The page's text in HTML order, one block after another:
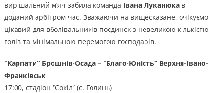
вирішальний м’яч забила команда Івана Луканюкав
доданий арбітром час. Зважаючи на вищесказане, очікуємо
цікавий для вболівальників поєдинок з невеликою кількістю
голів та мінімальною перемогою господарів.
“Карпати” Брошнів-Осада – “Благо-Юність” Верхня-Івано-
Франківськ
17:00, стадіон “Сокіл” (с. Голинь)